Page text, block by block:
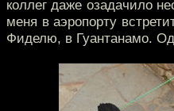
коллег даже озадачило
меня в аэропорту
Фиделю, в Гуантанамо.